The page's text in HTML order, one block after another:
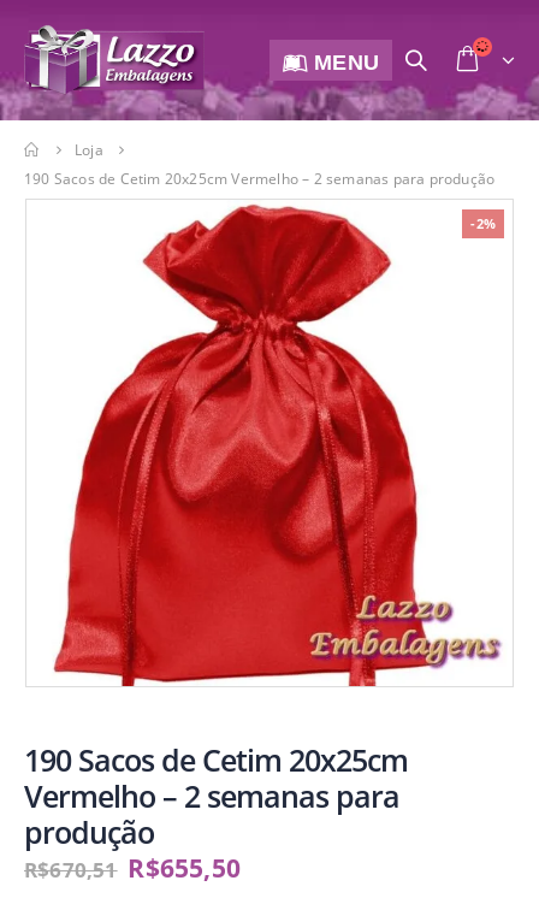
MENU
Loja
190 Sacos de Cetim 20x25cm Vermelho – 2 semanas para produção
-2%
190 Sacos de Cetim 20x25cm
Vermelho – 2 semanas para
produção
R$670,51 R$655,50